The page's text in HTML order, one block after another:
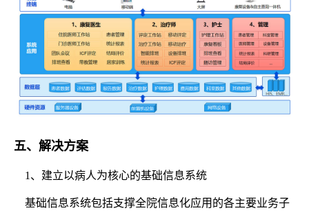
五、解决方案
1、建立以病人为核心的基础信息系统
基础信息系统包括支撑全院信息化应用的各主要业务子